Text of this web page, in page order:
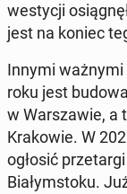
we­sty­cji
jest na koniec
Innymi
roku jest
w War­sza­wie, a
Kra­ko­wie. W
ogłosić
Bia­łym­sto­ku.